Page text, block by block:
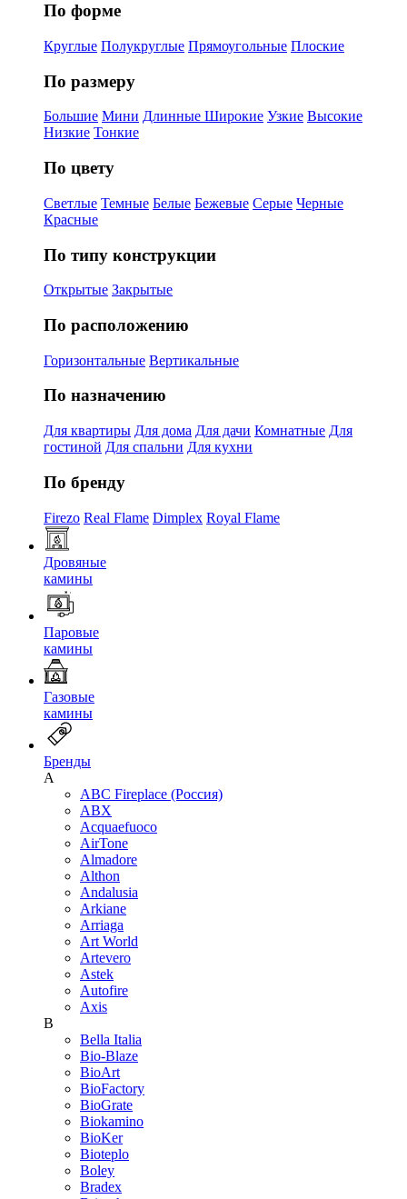
По форме
Круглые Полукруглые Прямоугольные Плоские
По размеру
Большие Мини Длинные Широкие Узкие Высокие
Низкие Тонкие
По цвету
Светлые Темные Белые Бежевые Серые Черные
Красные
По типу конструкции
Открытые Закрытые
По расположению
Горизонтальные Вертикальные
По назначению
Для квартиры Для дома Для дачи Комнатные Для
гостиной Для спальни Для кухни
По бренду
Firezo Real Flame Dimplex Royal Flame
Дровяные
камины
Паровые
камины
Газовые
камины
Бренды
A
ABC Fireplace (Россия)
ABX
Acquaefuoco
AirTone
Almadore
Althon
Andalusia
Arkiane
Arriaga
Art World
Artevero
Astek
Autofire
Axis
B
Bella Italia
Bio-Blaze
BioArt
BioFactory
BioGrate
Biokamino
BioKer
Bioteplo
Boley
Bradex